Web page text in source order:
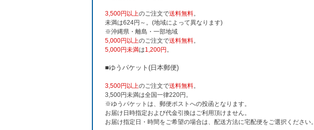
3,500円以上のご注文で送料無料。
未満は624円～。(地域によって異なります)
※沖縄県・離島・一部地域
5,000円以上のご注文で送料無料。
5,000円未満は1,200円 。
■ゆうパケット(日本郵便)
3,500円以上のご注文で送料無料。
3,500円未満は全国一律220円。
※ゆうパケットは、郵便ポストへの投函となります。
お届け日時指定および代金引換はご利用頂けません。
お届け指定日・時間をご希望の場合は、配送方法に宅配便をご選択ください。